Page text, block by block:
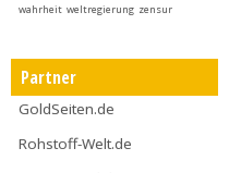
wahrheit weltregierung zensur
Partner
GoldSeiten.de
Rohstoff-Welt.de